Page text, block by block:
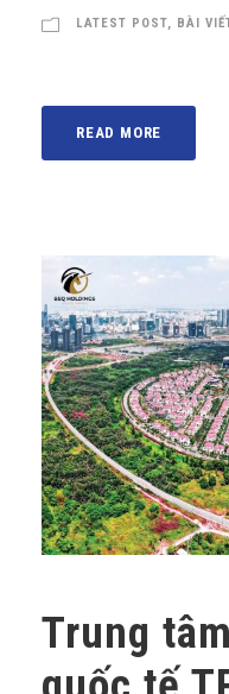
LATEST POST, BÀI
READ MORE
Trung